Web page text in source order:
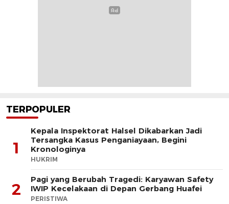
TERPOPULER
1
Kepala Inspektorat Halsel Dikabarkan Jadi
Tersangka Kasus Penganiayaan, Begini
Kronologinya
HUKRIM
2
Pagi yang Berubah Tragedi: Karyawan Safety
IWIP Kecelakaan di Depan Gerbang Huafei
PERISTIWA